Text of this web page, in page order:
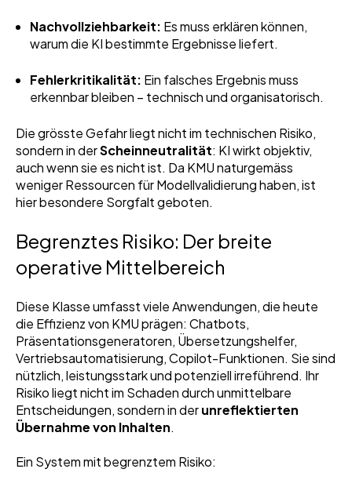
Nachvollziehbarkeit: Es muss erklären können,
warum die KI bestimmte Ergebnisse liefert.
Fehlerkritikalität: Ein falsches Ergebnis muss
erkennbar bleiben – technisch und organisatorisch.
Die grösste Gefahr liegt nicht im technischen Risiko,
sondern in derScheinneutralität: KI wirkt objektiv,
auch wenn sie es nicht ist. Da KMU naturgemäss
weniger Ressourcen für Modellvalidierung haben, ist
hier besondere Sorgfalt geboten.
Begrenztes Risiko: Der breite
operative Mittelbereich
Diese Klasse umfasst viele Anwendungen, die heute
die Effizienz von KMU prägen: Chatbots,
Präsentationsgeneratoren, Übersetzungshelfer,
Vertriebsautomatisierung, Copilot-Funktionen. Sie sind
nützlich, leistungsstark und potenziell irreführend. Ihr
Risiko liegt nicht im Schaden durch unmittelbare
Entscheidungen, sondern in derunreflektierten
Übernahme von Inhalten.
Ein System mit begrenztem Risiko: